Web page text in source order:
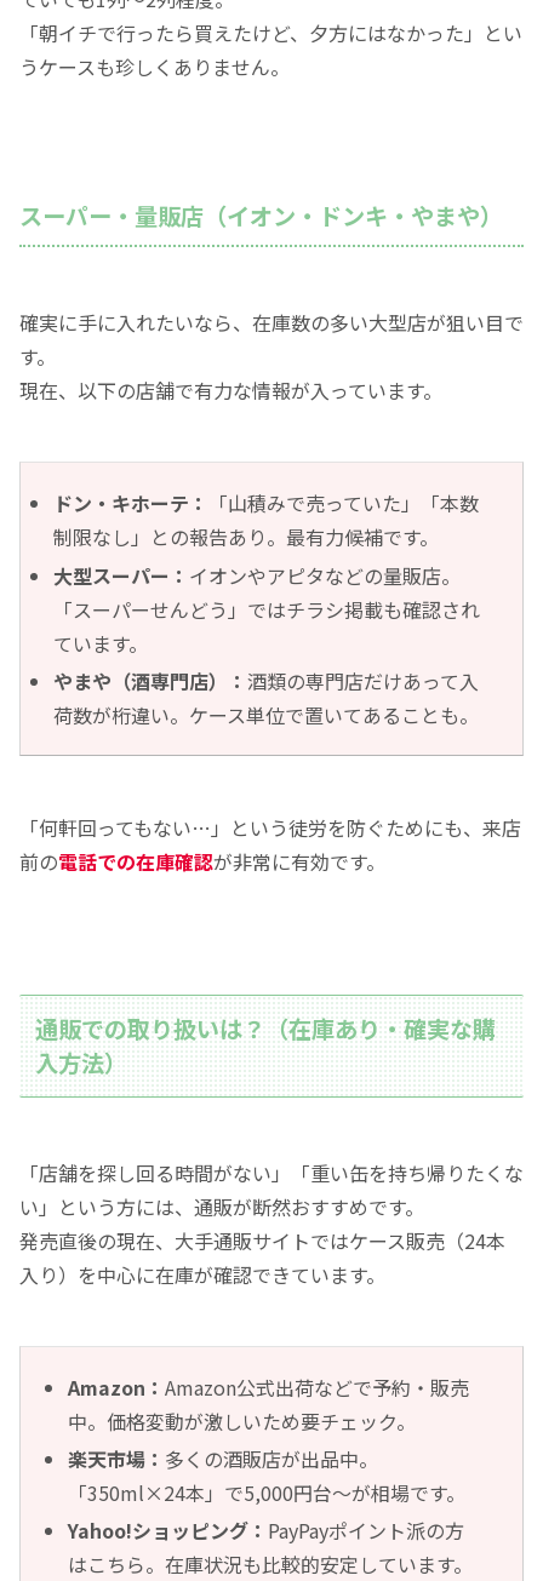
「朝イチで行ったら買えたけど、夕方にはなかった」とい
うケースも珍しくありません。
スーパー・量販店（イオン・ドンキ・やまや）
確実に手に入れたいなら、在庫数の多い大型店が狙い目で
す。
現在、以下の店舗で有力な情報が入っています。
ドン・キホーテ：
「山積みで売っていた」「本数
制限なし」との報告あり。最有力候補です。
大型スーパー： イオンやアピタなどの量販店。
「スーパーせんどう」ではチラシ掲載も確認され
ています。
やまや（酒専門店）：酒類の専門店だけあって入
荷数が桁違い。ケース単位で置いてあることも。
「何軒回ってもない…」という徒労を防ぐためにも、来店
前の電話での在庫確認が非常に有効です。
通販での取り扱いは？（在庫あり・確実な購
入方法）
「店舗を探し回る時間がない」「重い缶を持ち帰りたくな
い」という方には、通販が断然おすすめです。
発売直後の現在、大手通販サイトではケース販売（24本
入り）を中心に在庫が確認できています。
Amazon：Amazon公式出荷などで予約・販売
中。価格変動が激しいため要チェック。
楽天市場： 多くの酒販店が出品中。
「350ml×24本」で5,000円台〜が相場です。
Yahoo!ショッピング： PayPayポイント派の方
はこちら。在庫状況も比較的安定しています。